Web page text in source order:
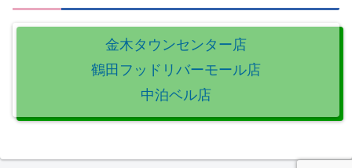
金木タウンセンター店
鶴田フッドリバーモール店
中泊ベル店